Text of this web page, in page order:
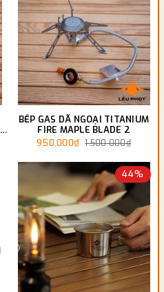
BẾP GAS DÃ NGOẠI TITANIUM
FIRE MAPLE BLADE 2
950.000₫ 1.500.000₫
44%